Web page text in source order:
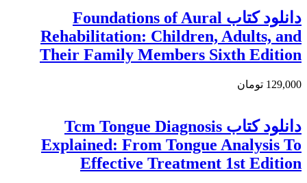
دانلود كتاب Foundations of Aural
Rehabilitation: Children, Adults, and
Their Family Members Sixth Edition
129,000 تومان
دانلود کتاب Tcm Tongue Diagnosis
Explained: From Tongue Analysis To
Effective Treatment 1st Edition